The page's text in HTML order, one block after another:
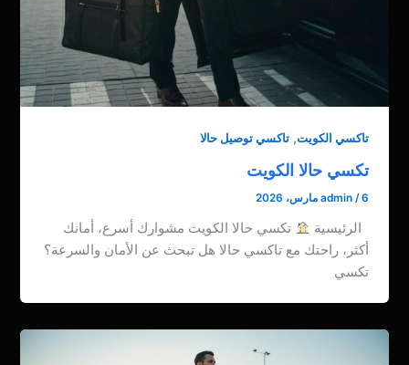
تاكسي الكويت,تاكسي توصيل حالا
تكسي حالا الكويت
admin /6 مارس، 2026
الرئيسية
تكسي حالا الكويت مشوارك أسرع، أمانك
أكثر، راحتك مع تاكسي حالا هل تبحث عن الأمان والسرعة؟
تكسي